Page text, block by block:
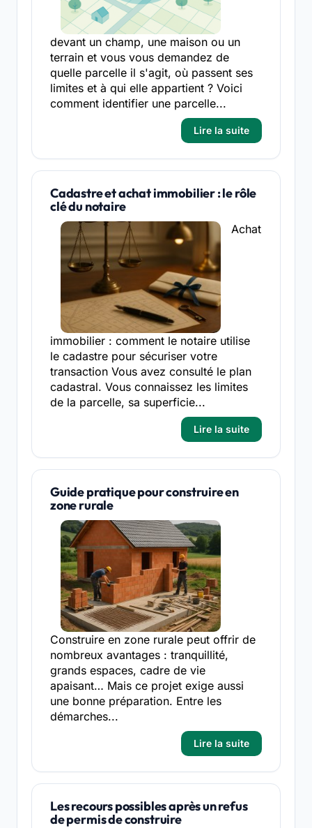
devant un champ, une maison ou un
terrain et vous vous demandez de
quelle parcelle il s'agit, où passent ses
limites et à qui elle appartient ? Voici
comment identifier une parcelle...
Lire la suite
Cadastre et achat immobilier : le rôle
clé du notaire
Achat
immobilier : comment le notaire utilise
le cadastre pour sécuriser votre
transaction Vous avez consulté le plan
cadastral. Vous connaissez les limites
de la parcelle, sa superficie...
Lire la suite
Guide pratique pour construire en
zone rurale
Construire en zone rurale peut offrir de
nombreux avantages : tranquillité,
grands espaces, cadre de vie
apaisant… Mais ce projet exige aussi
une bonne préparation. Entre les
démarches...
Lire la suite
Les recours possibles après un refus
de permis de construire